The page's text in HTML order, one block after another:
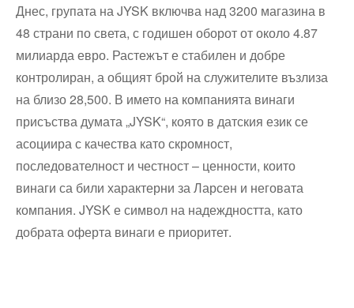
Днес, групата на JYSK включва над 3200 магазина в
48 страни по света, с годишен оборот от около 4.87
милиарда евро. Растежът е стабилен и добре
контролиран, а общият брой на служителите възлиза
на близо 28,500. В името на компанията винаги
присъства думата „JYSK“, която в датския език се
асоциира с качества като скромност,
последователност и честност – ценности, които
винаги са били характерни за Ларсен и неговата
компания. JYSK е символ на надеждността, като
добрата оферта винаги е приоритет.